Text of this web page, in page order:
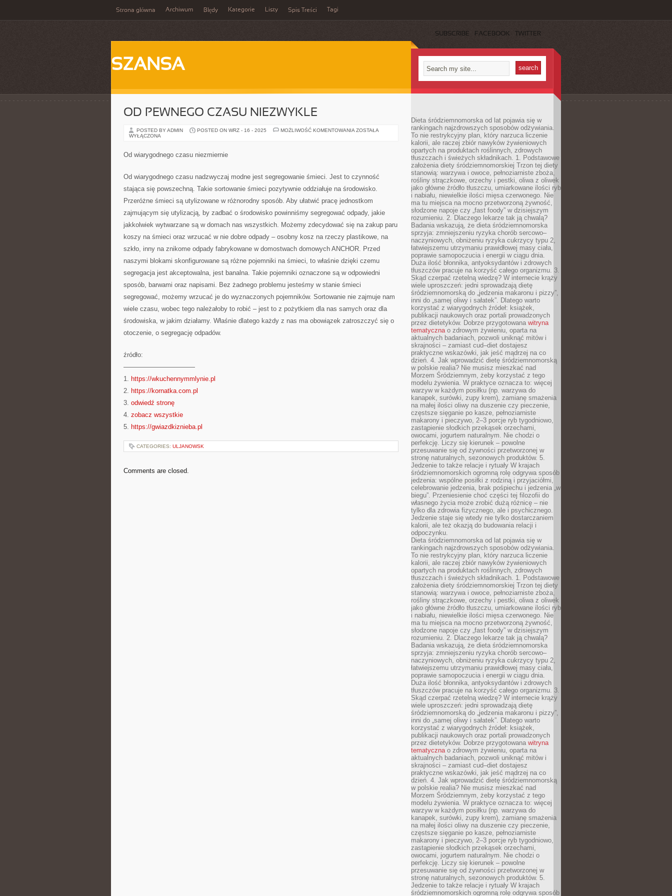
Strona główna Archiwum Błędy Kategorie Listy Spis Treści Tagi
SUBSCRIBE FACEBOOK TWITTER
SZANSA
OD PEWNEGO CZASU NIEZWYKLE
POSTED BY ADMIN POSTED ON WRZ - 16 - 2025 MOŻLIWOŚĆ KOMENTOWANIA OD
ZOSTAŁA
WYŁĄCZONA
Od wiarygodnego czasu niezmiernie
Od wiarygodnego czasu nadzwyczaj modne jest segregowanie śmieci. Jest to czynność
stająca się powszechną. Takie sortowanie śmieci pozytywnie oddziałuje na środowisko.
Przeróżne śmieci są utylizowane w różnorodny sposób. Aby ułatwić pracę jednostkom
zajmującym się utylizacją, by zadbać o środowisko powinniśmy segregować odpady, jakie
jakkolwiek wytwarzane są w domach nas wszystkich. Możemy zdecydować się na zakup paru
koszy na śmieci oraz wrzucać w nie dobre odpady – osobny kosz na rzeczy plastikowe, na
szkło, inny na znikome odpady fabrykowane w domostwach domowych ANCHOR. Przed
naszymi blokami skonfigurowane są różne pojemniki na śmieci, to właśnie dzięki czemu
segregacja jest akceptowalna, jest banalna. Takie pojemniki oznaczone są w odpowiedni
sposób, barwami oraz napisami. Bez żadnego problemu jesteśmy w stanie śmieci
segregować, możemy wrzucać je do wyznaczonych pojemników. Sortowanie nie zajmuje nam
wiele czasu, wobec tego należałoby to robić – jest to z pożytkiem dla nas samych oraz dla
środowiska, w jakim działamy. Właśnie dlatego każdy z nas ma obowiązek zatroszczyć się o
otoczenie, o segregację odpadów.
źródło:
———————————
1. https://wkuchennymmlynie.pl
2. https://kornatka.com.pl
3. odwiedź stronę
4. zobacz wszystkie
5. https://gwiazdkiznieba.pl
CATEGORIES: ULJANOWSK
Comments are closed.
Dieta śródziemnomorska od lat pojawia się w
rankingach najzdrowszych sposobów odżywiania.
To nie restrykcyjny plan, który narzuca liczenie
kalorii, ale raczej zbiór nawyków żywieniowych
opartych na produktach roślinnych, zdrowych
tłuszczach i świeżych składnikach. 1. Podstawowe
założenia diety śródziemnomorskiej Trzon tej diety
stanowią: warzywa i owoce, pełnoziarniste zboża,
rośliny strączkowe, orzechy i pestki, oliwa z oliwek
jako główne źródło tłuszczu, umiarkowane ilości ryb
i nabiału, niewielkie ilości mięsa czerwonego. Nie
ma tu miejsca na mocno przetworzoną żywność,
słodzone napoje czy „fast foody” w dzisiejszym
rozumieniu. 2. Dlaczego lekarze tak ją chwalą?
Badania wskazują, że dieta śródziemnomorska
sprzyja: zmniejszeniu ryzyka chorób sercowo–
naczyniowych, obniżeniu ryzyka cukrzycy typu 2,
łatwiejszemu utrzymaniu prawidłowej masy ciała,
poprawie samopoczucia i energii w ciągu dnia.
Duża ilość błonnika, antyoksydantów i zdrowych
tłuszczów pracuje na korzyść całego organizmu. 3.
Skąd czerpać rzetelną wiedzę? W internecie krąży
wiele uproszczeń: jedni sprowadzają dietę
śródziemnomorską do „jedzenia makaronu i pizzy”,
inni do „samej oliwy i sałatek”. Dlatego warto
korzystać z wiarygodnych źródeł: książek,
publikacji naukowych oraz portali prowadzonych
przez dietetyków. Dobrze przygotowana witryna
tematycznao zdrowym żywieniu, oparta na
aktualnych badaniach, pozwoli uniknąć mitów i
skrajności – zamiast cud–diet dostajesz
praktyczne wskazówki, jak jeść mądrzej na co
dzień. 4. Jak wprowadzić dietę śródziemnomorską
w polskie realia? Nie musisz mieszkać nad
Morzem Śródziemnym, żeby korzystać z tego
modelu żywienia. W praktyce oznacza to: więcej
warzyw w każdym posiłku (np. warzywa do
kanapek, surówki, zupy krem), zamianę smażenia
na małej ilości oliwy na duszenie czy pieczenie,
częstsze sięganie po kasze, pełnoziarniste
makarony i pieczywo, 2–3 porcje ryb tygodniowo,
zastąpienie słodkich przekąsek orzechami,
owocami, jogurtem naturalnym. Nie chodzi o
perfekcję. Liczy się kierunek – powolne
przesuwanie się od żywności przetworzonej w
stronę naturalnych, sezonowych produktów. 5.
Jedzenie to także relacje i rytuały W krajach
śródziemnomorskich ogromną rolę odgrywa sposób
jedzenia: wspólne posiłki z rodziną i przyjaciółmi,
celebrowanie jedzenia, brak pośpiechu i jedzenia „w
biegu”. Przeniesienie choć części tej filozofii do
własnego życia może zrobić dużą różnicę – nie
tylko dla zdrowia fizycznego, ale i psychicznego.
Jedzenie staje się wtedy nie tylko dostarczaniem
kalorii, ale też okazją do budowania relacji i
odpoczynku.
Dieta śródziemnomorska od lat pojawia się w
rankingach najzdrowszych sposobów odżywiania.
To nie restrykcyjny plan, który narzuca liczenie
kalorii, ale raczej zbiór nawyków żywieniowych
opartych na produktach roślinnych, zdrowych
tłuszczach i świeżych składnikach. 1. Podstawowe
założenia diety śródziemnomorskiej Trzon tej diety
stanowią: warzywa i owoce, pełnoziarniste zboża,
rośliny strączkowe, orzechy i pestki, oliwa z oliwek
jako główne źródło tłuszczu, umiarkowane ilości ryb
i nabiału, niewielkie ilości mięsa czerwonego. Nie
ma tu miejsca na mocno przetworzoną żywność,
słodzone napoje czy „fast foody” w dzisiejszym
rozumieniu. 2. Dlaczego lekarze tak ją chwalą?
Badania wskazują, że dieta śródziemnomorska
sprzyja: zmniejszeniu ryzyka chorób sercowo–
naczyniowych, obniżeniu ryzyka cukrzycy typu 2,
łatwiejszemu utrzymaniu prawidłowej masy ciała,
poprawie samopoczucia i energii w ciągu dnia.
Duża ilość błonnika, antyoksydantów i zdrowych
tłuszczów pracuje na korzyść całego organizmu. 3.
Skąd czerpać rzetelną wiedzę? W internecie krąży
wiele uproszczeń: jedni sprowadzają dietę
śródziemnomorską do „jedzenia makaronu i pizzy”,
inni do „samej oliwy i sałatek”. Dlatego warto
korzystać z wiarygodnych źródeł: książek,
publikacji naukowych oraz portali prowadzonych
przez dietetyków. Dobrze przygotowana witryna
tematycznao zdrowym żywieniu, oparta na
aktualnych badaniach, pozwoli uniknąć mitów i
skrajności – zamiast cud–diet dostajesz
praktyczne wskazówki, jak jeść mądrzej na co
dzień. 4. Jak wprowadzić dietę śródziemnomorską
w polskie realia? Nie musisz mieszkać nad
Morzem Śródziemnym, żeby korzystać z tego
modelu żywienia. W praktyce oznacza to: więcej
warzyw w każdym posiłku (np. warzywa do
kanapek, surówki, zupy krem), zamianę smażenia
na małej ilości oliwy na duszenie czy pieczenie,
częstsze sięganie po kasze, pełnoziarniste
makarony i pieczywo, 2–3 porcje ryb tygodniowo,
zastąpienie słodkich przekąsek orzechami,
owocami, jogurtem naturalnym. Nie chodzi o
perfekcję. Liczy się kierunek – powolne
przesuwanie się od żywności przetworzonej w
stronę naturalnych, sezonowych produktów. 5.
Jedzenie to także relacje i rytuały W krajach
śródziemnomorskich ogromną rolę odgrywa sposób